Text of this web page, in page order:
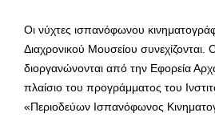
Οι νύχτες ισπανόφωνου
Διαχρονικού Μουσείου συνεχίζονται.
διοργανώνονται από την Εφορεία
πλαίσιο του προγράμματος του
«Περιοδεύων Ισπανόφωνος